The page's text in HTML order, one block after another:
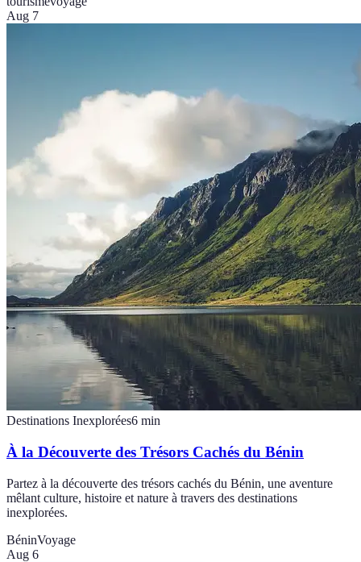
Aug 7
Destinations Inexplorées6 min
À la Découverte des Trésors Cachés du Bénin
Partez à la découverte des trésors cachés du Bénin, une aventure
mêlant culture, histoire et nature à travers des destinations
inexplorées.
BéninVoyage
Aug 6